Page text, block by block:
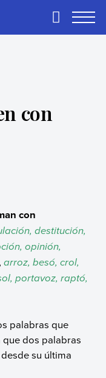
Primary
con
con
destitución,
opinión,
arroz, besó, crol,
portavoz, raptó,
palabras que
dos palabras
su última